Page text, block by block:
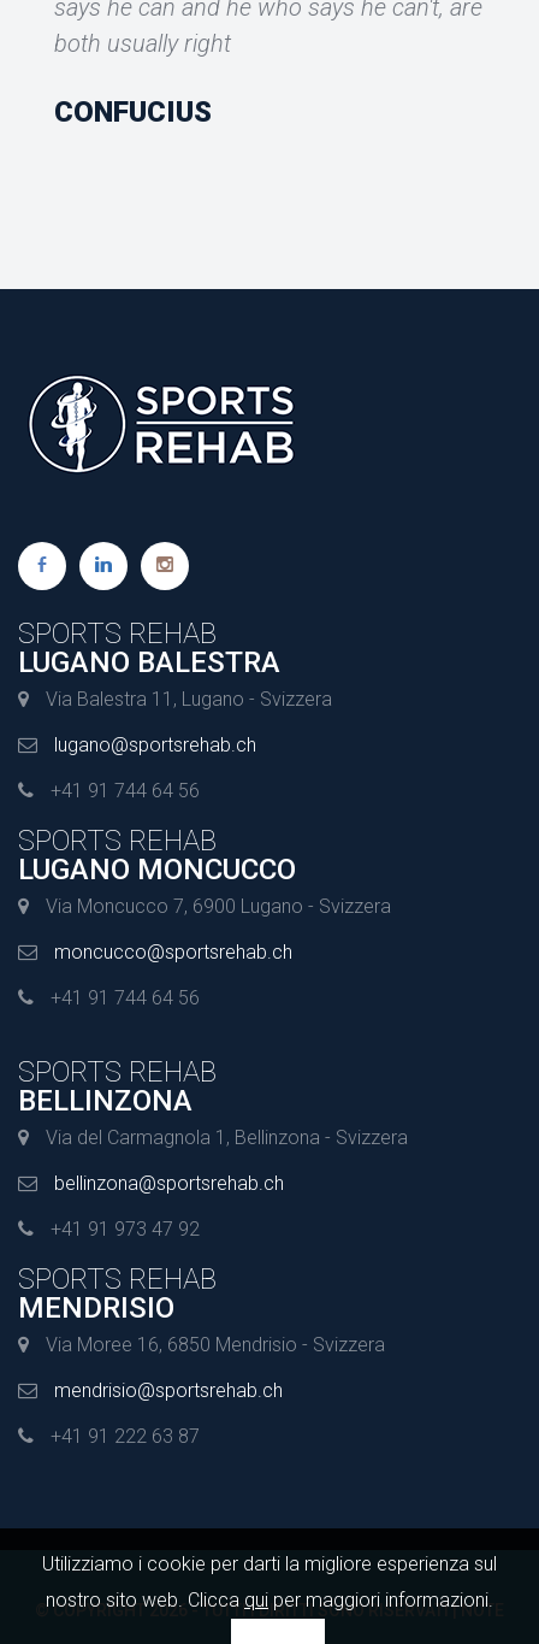
Utilizziamo i cookie per darti la migliore esperienza sul
nostro sito web. Clicca qui per maggiori informazioni.
says he can and he who says he can't, are
both usually right
CONFUCIUS
SPORTS REHAB
LUGANO BALESTRA
Via Balestra 11, Lugano - Svizzera
lugano@sportsrehab.ch
+41 91 744 64 56
SPORTS REHAB
LUGANO MONCUCCO
Via Moncucco 7, 6900 Lugano - Svizzera
moncucco@sportsrehab.ch
+41 91 744 64 56
SPORTS REHAB
BELLINZONA
Via del Carmagnola 1, Bellinzona - Svizzera
bellinzona@sportsrehab.ch
+41 91 973 47 92
SPORTS REHAB
MENDRISIO
Via Moree 16, 6850 Mendrisio - Svizzera
mendrisio@sportsrehab.ch
+41 91 222 63 87
© COPYRIGHT 2026 - TUTTI I DIRITTI SONO RISERVATI |NOTE